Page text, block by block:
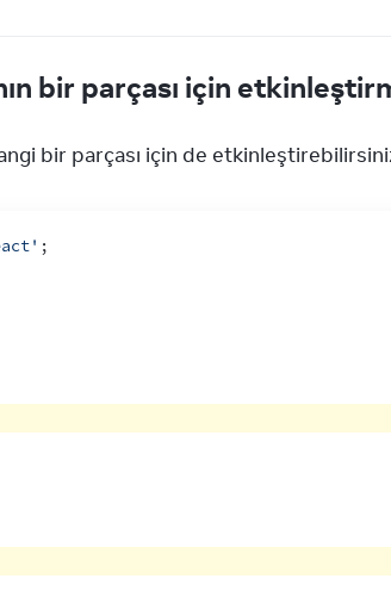
bir parçası için
bir parçası için de
;